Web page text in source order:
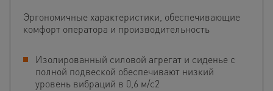
Эргономичные характеристики, обеспечивающие
комфорт оператора и производительность
Изолированный силовой агрегат и сиденье с
полной подвеской обеспечивают низкий
уровень вибраций в 0,6 м/с2